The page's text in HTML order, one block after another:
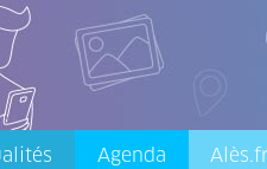
Agenda